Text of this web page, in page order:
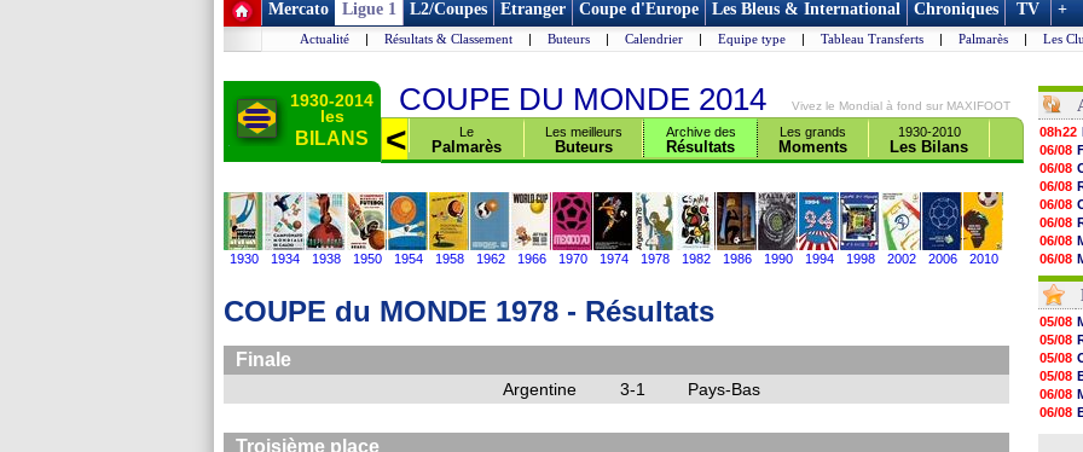
Mercato Ligue 1 L2/Coupes Etranger Coupe d'Europe Les Bleus & International Chroniques TV +
Actualité | Résultats & Classement | Buteurs | Calendrier | Equipe type | Tableau Transferts | Palmarès | Les
1930-2014
les
BILANS
COUPE DU MONDE 2014 Vivez le Mondial à fond sur MAXIFOOT
Le tournoi
Final > < Le
Palmarès
Les meilleurs
Buteurs
Archive des
Résultats
Les grands
Moments
1930-2010
Les Bilans
1930 1934 1938 1950 1954 1958 1962 1966 1970 1974 1978 1982 1986 1990 1994 1998 2002 2006 2010
COUPE du MONDE 1978 - Résultats
Finale
Argentine 3-1 Pays-Bas
Troisième place
08h22
06/08
06/08
06/08
06/08
06/08
06/08
06/08
06/08
06/08
06/08
06/08
06/08
06/08
06/08
06/08
06/08
05/08
05/08
05/08
05/08
06/08
06/08